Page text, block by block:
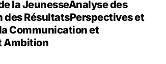
la JeunesseAnalyse des
RésultatsPerspectives et
Communication et
Ambition